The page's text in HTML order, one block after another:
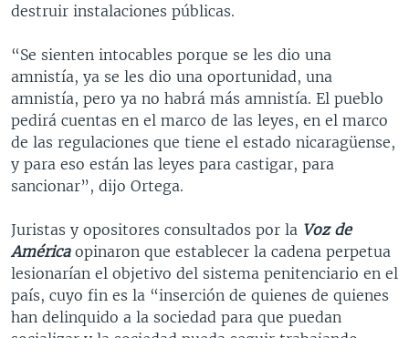
destruir instalaciones públicas.
“Se sienten intocables porque se les dio una
amnistía, ya se les dio una oportunidad, una
amnistía, pero ya no habrá más amnistía. El pueblo
pedirá cuentas en el marco de las leyes, en el marco
de las regulaciones que tiene el estado nicaragüense,
y para eso están las leyes para castigar, para
sancionar”, dijo Ortega.
Juristas y opositores consultados por la Voz de
Américaopinaron que establecer la cadena perpetua
lesionarían el objetivo del sistema penitenciario en el
país, cuyo fin es la “inserción de quienes de quienes
han delinquido a la sociedad para que puedan